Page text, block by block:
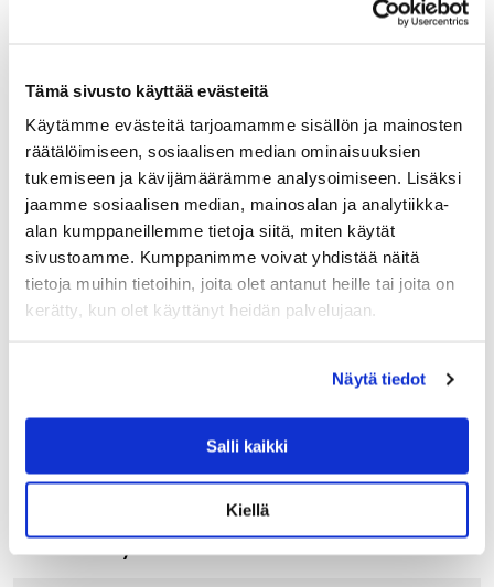
Tämä sivusto käyttää evästeitä
Käytämme evästeitä tarjoamamme sisällön ja mainosten
räätälöimiseen, sosiaalisen median ominaisuuksien
tukemiseen ja kävijämäärämme analysoimiseen. Lisäksi
jaamme sosiaalisen median, mainosalan ja analytiikka-
alan kumppaneillemme tietoja siitä, miten käytät
sivustoamme. Kumppanimme voivat yhdistää näitä
tietoja muihin tietoihin, joita olet antanut heille tai joita on
kerätty, kun olet käyttänyt heidän palvelujaan.
Näytä tiedot
Salli kaikki
Kiellä
ALESSI
ALESSI LA STANZA DELLO SCIROCCO SEINÄ
KELLO, MATTAMUSTA
Alessin kello on kuin veistos. La Stanza dello Scirocco
seinäkello on saanut nimensä sisilialaisissa vanhoilla
maatiloilla olevista paikoista, joista ihmiset hakivat suojaa
kovalta tuulelta. Sisilialainen…
Tutustu myös